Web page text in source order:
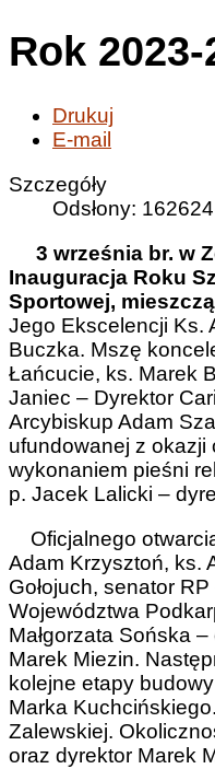
Rok 2023-
Drukuj
E-mail
Szczegóły
Odsłony: 162624
3 września br. w
Inauguracja Roku
Sportowej,
Jego Ekscelencji Ks.
Buczka. Mszę
Łańcucie, ks. Marek
Janiec – Dyrektor
Arcybiskup Adam
ufundowanej z okazji
wykonaniem pieśni
p. Jacek Lalicki –
Oficjalnego
Adam Krzysztoń, ks.
Gołojuch, senator
Województwa
Małgorzata Sońska
Marek Miezin.
kolejne etapy
Marka
Zalewskiej.
oraz dyrektor Marek